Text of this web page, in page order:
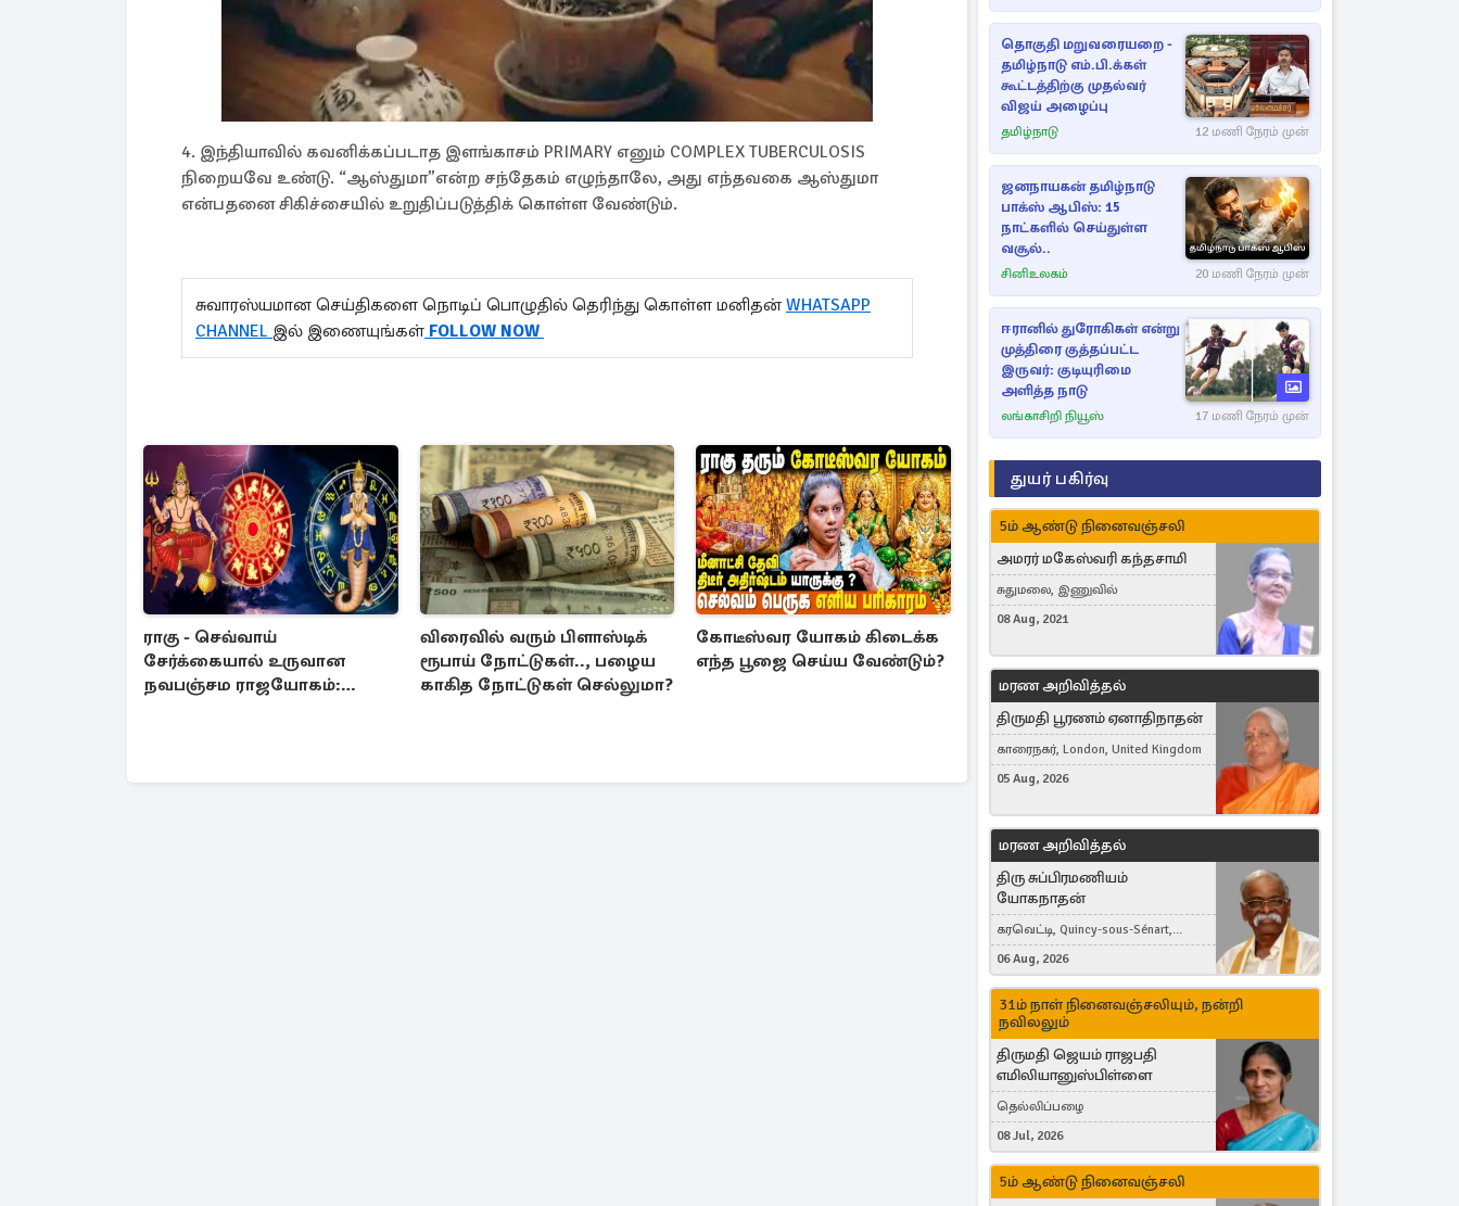
4. இந்தியாவில் கவனிக்கப்படாத இளங்காசம் PRIMARY எனும் COMPLEX TUBERCULOSIS
நிறையவே உண்டு. “ஆஸ்துமா”என்ற சந்தேகம் எழுந்தாலே, அது எந்தவகை ஆஸ்துமா
என்பதனை சிகிச்சையில் உறுதிப்படுத்திக் கொள்ள வேண்டும்.
சுவாரஸ்யமான செய்திகளை நொடிப் பொழுதில் தெரிந்து கொள்ள மனிதன் WHATSAPP
CHANNEL இல் இணையுங்கள் FOLLOW NOW
ராகு - செவ்வாய்
சேர்க்கையால் உருவான
நவபஞ்சம ராஜயோகம்:
விரைவில் வரும் பிளாஸ்டிக்
ரூபாய் நோட்டுகள்.., பழைய
காகித நோட்டுகள் செல்லுமா?
கோடீஸ்வர யோகம் கிடைக்க
எந்த பூஜை செய்ய வேண்டும்?
தொகுதி மறுவரையறை -
தமிழ்நாடு எம்.பி.க்கள்
கூட்டத்திற்கு முதல்வர்
விஜய் அழைப்பு
தமிழ்நாடு 12 மணி நேரம் முன்
ஜனநாயகன் தமிழ்நாடு
பாக்ஸ் ஆபிஸ்: 15
நாட்களில் செய்துள்ள
வசூல்..
சினிஉலகம் 20 மணி நேரம் முன்
ஈரானில் துரோகிகள் என்று
முத்திரை குத்தப்பட்ட
இருவர்: குடியுரிமை
அளித்த நாடு
லங்காசிறி நியூஸ் 17 மணி நேரம் முன்
துயர் பகிர்வு
5ம் ஆண்டு நினைவஞ்சலி
அமரர் மகேஸ்வரி கந்தசாமி
சுதுமலை, இணுவில்
08 Aug, 2021
மரண அறிவித்தல்
திருமதி பூரணம் ஏனாதிநாதன்
காரைநகர், London, United Kingdom
05 Aug, 2026
மரண அறிவித்தல்
திரு சுப்பிரமணியம்
யோகநாதன்
கரவெட்டி, Quincy-sous-Sénart,
France
06 Aug, 2026
31ம் நாள் நினைவஞ்சலியும், நன்றி
நவிலலும்
திருமதி ஜெயம் ராஜபதி
எமிலியானுஸ்பிள்ளை
தெல்லிப்பழை
08 Jul, 2026
5ம் ஆண்டு நினைவஞ்சலி